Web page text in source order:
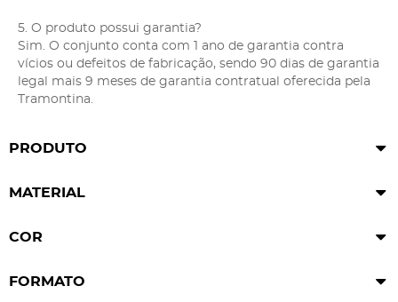
5. O produto possui garantia?
Sim. O conjunto conta com 1 ano de garantia contra
vícios ou defeitos de fabricação, sendo 90 dias de garantia
legal mais 9 meses de garantia contratual oferecida pela
Tramontina.
PRODUTO
MATERIAL
COR
FORMATO